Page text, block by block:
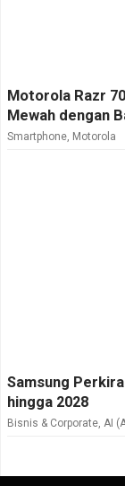
Motorola Razr
Mewah dengan
Smartphone, Motorola
Samsung
hingga 2028
Bisnis & Corporate, AI